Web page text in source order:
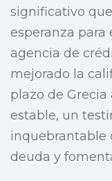
significativo
esperanza para
agencia de
mejorado la
plazo de Grecia
estable, un
inquebrantable
deuda y